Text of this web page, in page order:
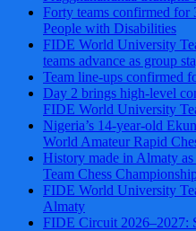
Forty teams confirmed
People with Disabilities
FIDE World University
teams advance as group
Team line-ups confirmed
Day 2 brings high-level
FIDE World University
Nigeria’s 14-year-old
World Amateur Rapid
History made in Almaty
Team Chess
FIDE World University
Almaty
FIDE Circuit 2026–2027: